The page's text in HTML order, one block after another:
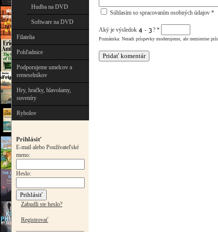
Hudba na DVD
Software na DVD
Filatelia
Pohľadnice
Podporujeme umelcov a
remeselníkov
Hry, hračky, hlavolamy,
suveníry
Rybolov
Prihlásiť
E-mail alebo Používateľské
meno:
Heslo:
Zabudli ste heslo?
Registrovať
Súhlasím so spracovaním osobných údajov *
Aký je výsledok - ? *
Poznámka: Neradi príspevky moderujeme, ale nemiestne